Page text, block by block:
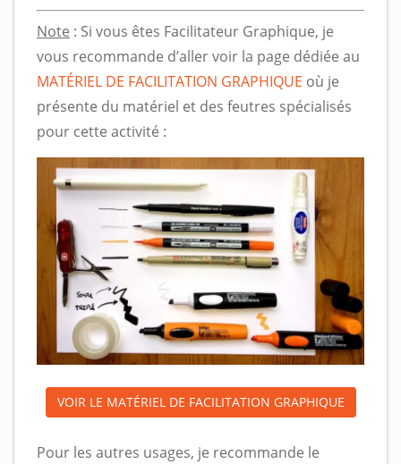
Note : Si vous êtes Facilitateur Graphique, je
vous recommande d’aller voir la page dédiée au
MATÉRIEL DE FACILITATION GRAPHIQUE où je
présente du matériel et des feutres spécialisés
pour cette activité :
VOIR LE MATÉRIEL DE FACILITATION GRAPHIQUE
Pour les autres usages, je recommande le